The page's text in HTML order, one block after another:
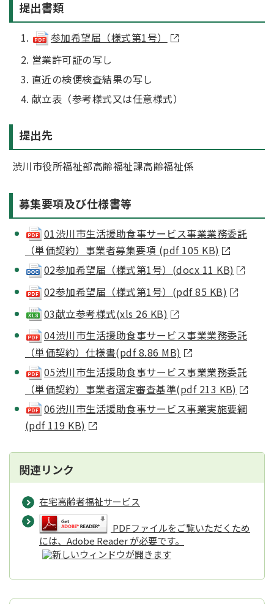
提出書類
参加希望届（様式第1号）
営業許可証の写し
直近の検便検査結果の写し
献立表（参考様式又は任意様式）
提出先
渋川市役所福祉部高齢福祉課高齢福祉係
募集要項及び仕様書等
01渋川市生活援助食事サービス事業業務委託
（単価契約）事業者募集要項 (pdf 105 KB)
02参加希望届（様式第1号）(docx 11 KB)
02参加希望届（様式第1号）(pdf 85 KB)
03献立参考様式(xls 26 KB)
04渋川市生活援助食事サービス事業業務委託
（単価契約）仕様書(pdf 8.86 MB)
05渋川市生活援助食事サービス事業業務委託
（単価契約）事業者選定審査基準(pdf 213 KB)
06渋川市生活援助食事サービス事業実施要綱
(pdf 119 KB)
関連リンク
在宅高齢者福祉サービス
PDFファイルをご覧いただくため
には、Adobe Reader が必要です。